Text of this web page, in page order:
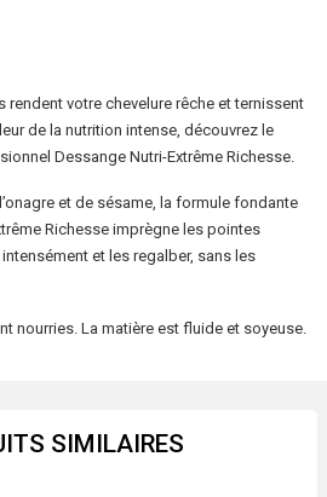
votre chevelure rêche et ternissent
de la nutrition intense, découvrez le
Dessange Nutri-Extrême Richesse.
et de sésame, la formule fondante
Richesse imprègne les pointes
et les regalber, sans les
nourries. La matière est fluide et soyeuse.
SIMILAIRES